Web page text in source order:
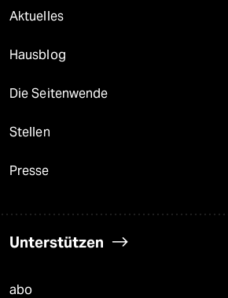
Aktuelles
Hausblog
Die Seitenwende
Stellen
Presse
Unterstützen
abo